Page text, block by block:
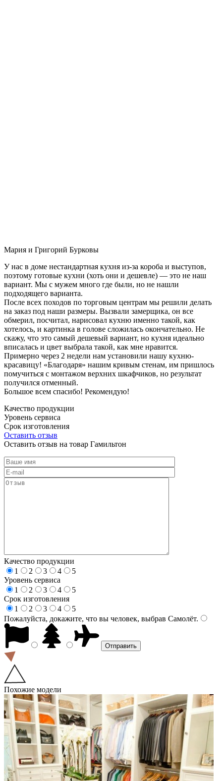
Мария и Григорий Бурковы
У нас в доме нестандартная кухня из-за короба и выступов,
поэтому готовые кухни (хоть они и дешевле) — это не наш
вариант. Мы с мужем много где были, но не нашли
подходящего варианта.
После всех походов по торговым центрам мы решили делать
на заказ под наши размеры. Вызвали замерщика, он все
обмерил, посчитал, нарисовал кухню именно такой, как
хотелось, и картинка в голове сложилась окончательно. Не
скажу, что это самый дешевый вариант, но кухня идеально
вписалась и цвет выбрала такой, как мне нравится.
Примерно через 2 недели нам установили нашу кухню-
красавицу! «Благодаря» нашим кривым стенам, им пришлось
помучиться с монтажом верхних шкафчиков, но результат
получился отменный.
Большое всем спасибо! Рекомендую!
Качество продукции
Уровень сервиса
Срок изготовления
Оставить отзыв
Оставить отзыв на товар Гамильтон
Качество продукции
1
2 3 4
5
Уровень сервиса
1
2 3 4
5
Срок изготовления
1
2 3 4
5
Пожалуйста, докажите, что вы человек, выбрав Самолёт.
Похожие модели